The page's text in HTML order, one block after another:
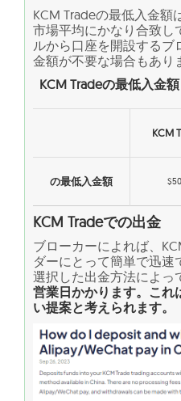
KCM Tradeの最低入金額
市場平均にかなり合致し
ルから口座を開設するブ
金額が不要な場合もあり
KCM Tradeの最低入金
KCM
の最低入金額
KCM Tradeでの出金
ブローカーによれば、
ダーにとって簡単で迅速
選択した出金方法によっ
営業日かかります。これ
い提案と考えられます。